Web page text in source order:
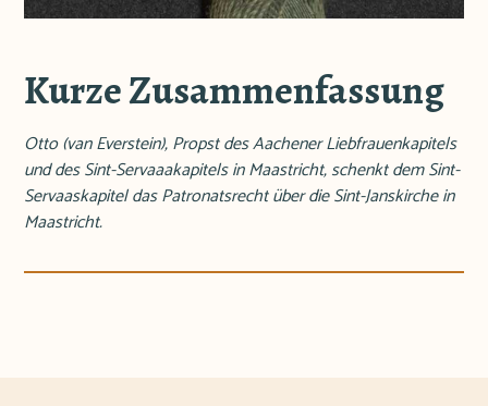
Kurze Zusammenfassung
Otto (van Everstein), Propst des Aachener Liebfrauenkapitels
und des Sint-Servaaakapitels in Maastricht, schenkt dem Sint-
Servaaskapitel das Patronatsrecht über die Sint-Janskirche in
Maastricht.